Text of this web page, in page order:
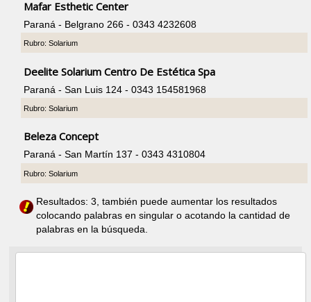
Mafar Esthetic Center
Paraná - Belgrano 266 - 0343 4232608
Rubro: Solarium
Deelite Solarium Centro De Estética Spa
Paraná - San Luis 124 - 0343 154581968
Rubro: Solarium
Beleza Concept
Paraná - San Martín 137 - 0343 4310804
Rubro: Solarium
Resultados: 3, también puede aumentar los resultados
colocando palabras en singular o acotando la cantidad de
palabras en la búsqueda.